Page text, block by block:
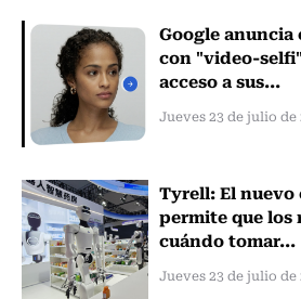
Google
con "video-
acceso a sus...
Jueves 23 de julio de
Tyrell: El nuevo
permite que
cuándo tomar...
Jueves 23 de julio de